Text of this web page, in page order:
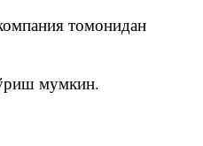
томонидан
мумкин.